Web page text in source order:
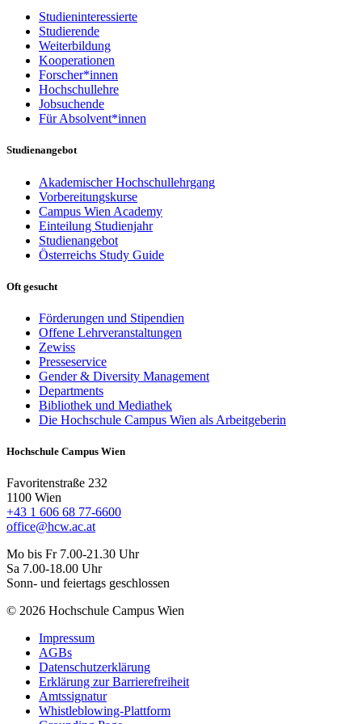
Studieninteressierte
Studierende
Weiterbildung
Kooperationen
Forscher*innen
Hochschullehre
Jobsuchende
Für Absolvent*innen
Studienangebot
Akademischer Hochschullehrgang
Vorbereitungskurse
Campus Wien Academy
Einteilung Studienjahr
Studienangebot
Österreichs Study Guide
Oft gesucht
Förderungen und Stipendien
Offene Lehrveranstaltungen
Zewiss
Presseservice
Gender & Diversity Management
Departments
Bibliothek und Mediathek
Die Hochschule Campus Wien als Arbeitgeberin
Hochschule Campus Wien
Favoritenstraße 232
1100 Wien
+43 1 606 68 77-6600
office@hcw.ac.at
Mo bis Fr 7.00-21.30 Uhr
Sa 7.00-18.00 Uhr
Sonn- und feiertags geschlossen
© 2026 Hochschule Campus Wien
Impressum
AGBs
Datenschutzerklärung
Erklärung zur Barrierefreiheit
Amtssignatur
Whistleblowing-Plattform